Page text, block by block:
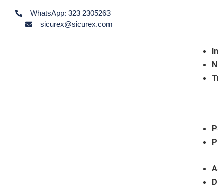
WhatsApp: 323 2305263
sicurex@sicurex.com